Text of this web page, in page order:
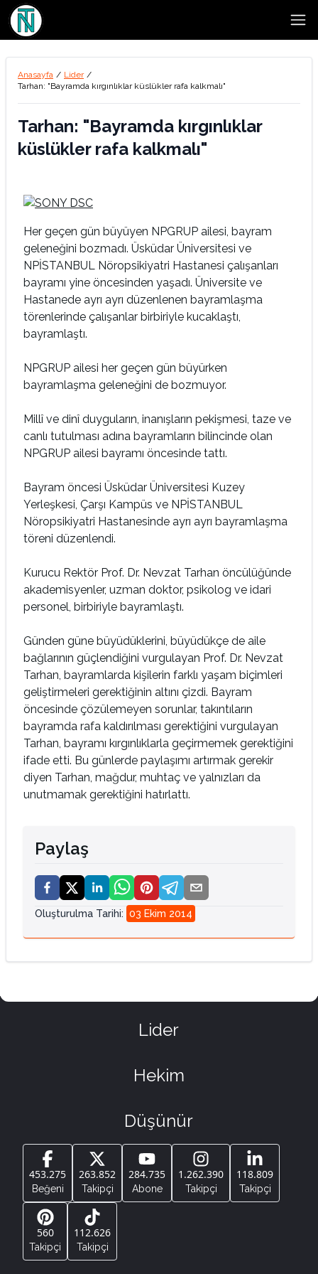
Anasayfa / Lider /
Tarhan: "Bayramda kırgınlıklar küslükler rafa kalkmalı"
Tarhan: "Bayramda kırgınlıklar
küslükler rafa kalkmalı"
Her geçen gün büyüyen NPGRUP ailesi, bayram
geleneğini bozmadı. Üsküdar Üniversitesi ve
NPİSTANBUL Nöropsikiyatri Hastanesi çalışanları
bayramı yine öncesinden yaşadı. Üniversite ve
Hastanede ayrı ayrı düzenlenen bayramlaşma
törenlerinde çalışanlar birbiriyle kucaklaştı,
bayramlaştı.
NPGRUP ailesi her geçen gün büyürken
bayramlaşma geleneğini de bozmuyor.
Millî ve dinî duyguların, inanışların pekişmesi, taze ve
canlı tutulması adına bayramların bilincinde olan
NPGRUP ailesi bayramı öncesinde tattı.
Bayram öncesi Üsküdar Üniversitesi Kuzey
Yerleşkesi, Çarşı Kampüs ve NPİSTANBUL
Nöropsikiyatri Hastanesinde ayrı ayrı bayramlaşma
töreni düzenlendi.
Kurucu Rektör Prof. Dr. Nevzat Tarhan öncülüğünde
akademisyenler, uzman doktor, psikolog ve idari
personel, birbiriyle bayramlaştı.
Günden güne büyüdüklerini, büyüdükçe de aile
bağlarının güçlendiğini vurgulayan Prof. Dr. Nevzat
Tarhan, bayramlarda kişilerin farklı yaşam biçimleri
geliştirmeleri gerektiğinin altını çizdi. Bayram
öncesinde çözülemeyen sorunlar, takıntıların
bayramda rafa kaldırılması gerektiğini vurgulayan
Tarhan, bayramı kırgınlıklarla geçirmemek gerektiğini
ifade etti. Bu günlerde paylaşımı artırmak gerekir
diyen Tarhan, mağdur, muhtaç ve yalnızları da
unutmamak gerektiğini hatırlattı.
Paylaş
Oluşturulma Tarihi: 03 Ekim 2014
Lider
Hekim
Düşünür
453.275
Beğeni
263.852
Takipçi
284.735
Abone
1.262.390
Takipçi
118.809
Takipçi
560
Takipçi
112.626
Takipçi